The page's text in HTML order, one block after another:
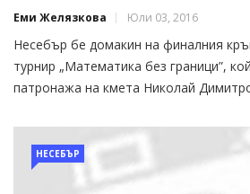
Еми Желязкова Юли 03, 2016
Несебър бе домакин на финалния
турнир „Математика без граници”,
патронажа на кмета Николай
НЕСЕБЪР